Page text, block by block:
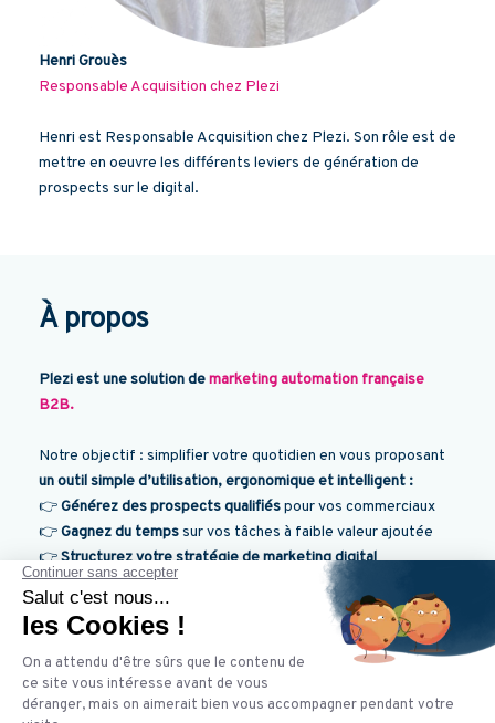
Henri Grouès
Responsable Acquisition chez Plezi
Henri est Responsable Acquisition chez Plezi. Son rôle est de
mettre en oeuvre les différents leviers de génération de
prospects sur le digital.
À propos
Plezi est une solution demarketing automation française
B2B.
Notre objectif : simplifier votre quotidien en vous proposant
un outil simple d’utilisation, ergonomique et intelligent :
👉Générez des prospects qualifiéspour vos commerciaux
👉Gagnez du tempssur vos tâches à faible valeur ajoutée
👉Structurez votre stratégie de marketing digital
Déjà plus de400 entreprises 30 agencesnous
font confiance !
💻 Et si on vous présentait Plezi lors d'une démo
personnalisée ?C'est par ici !